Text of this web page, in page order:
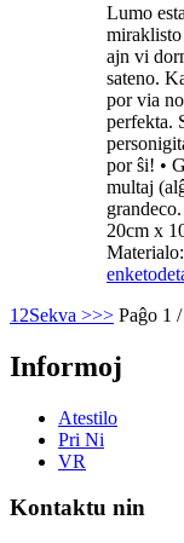
Lumo
ajn vi
sateno.
por via
perfekta.
por ŝi! •
multaj
20cm x
enketo
1 2Sekva >>> Paĝo 1
Informoj
Atestilo
Pri Ni
VR
Kontaktu nin